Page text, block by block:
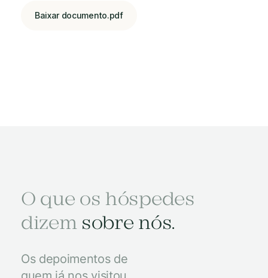
Baixar documento.pdf
O que os hóspedes
dizem sobre nós.
Os depoimentos de